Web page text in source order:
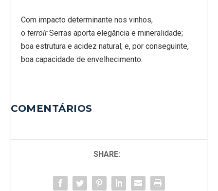
Com impacto determinante nos vinhos,
o terroirSerras aporta elegância e mineralidade;
boa estrutura e acidez natural; e, por conseguinte,
boa capacidade de envelhecimento.
COMENTÁRIOS
SHARE: